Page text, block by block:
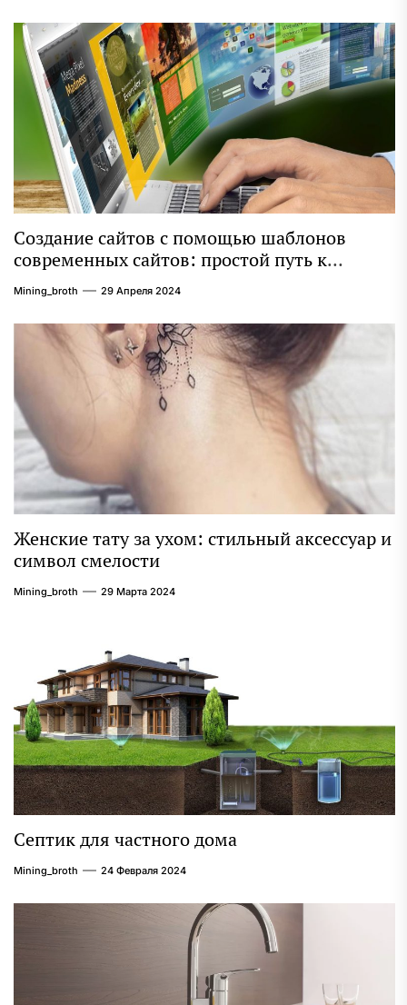
Создание сайтов с помощью шаблонов
современных сайтов: простой путь к
качественному веб-присутствию
Mining_broth 29 Апреля 2024
Женские тату за ухом: стильный аксессуар и
символ смелости
Mining_broth 29 Марта 2024
Септик для частного дома
Mining_broth 24 Февраля 2024